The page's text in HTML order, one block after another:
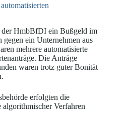
der HmbBfDI ein Bußgeld im
gegen ein Unternehmen aus
mehrere automatisierte
Die Anträge
waren trotz guter Bonität
erfolgten die
Verfahren